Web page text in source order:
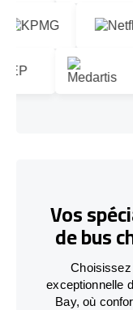
Vos
de bus
exceptionnelle
Bay, où